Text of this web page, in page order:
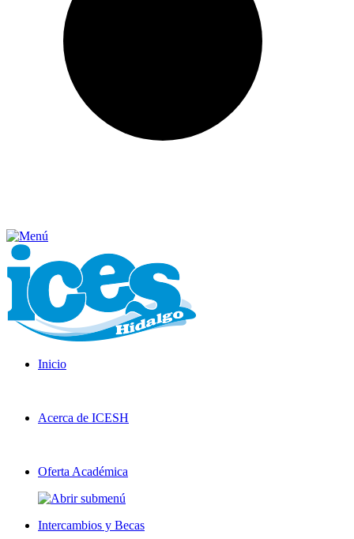
Inicio
Acerca de ICESH
Oferta Académica
Intercambios y Becas